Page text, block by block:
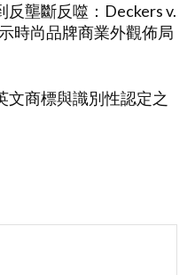
反壟斷反噬：Deckers v.
時尚品牌商業外觀佈局
文商標與識別性認定之